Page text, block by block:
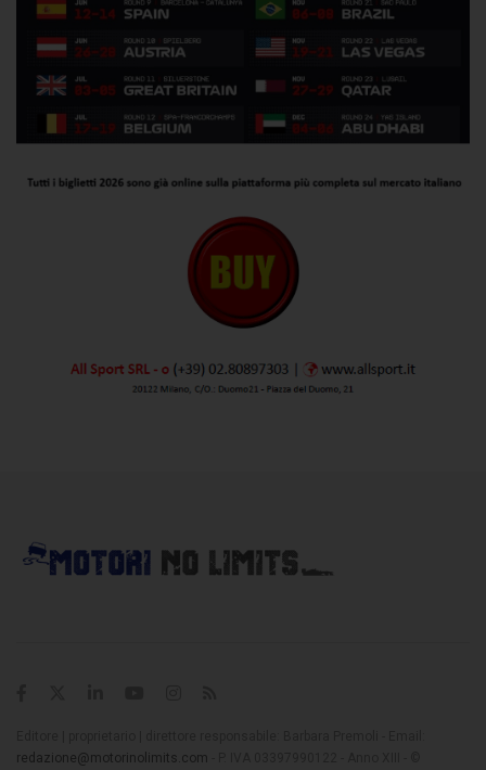
redazione@motorinolimits.com